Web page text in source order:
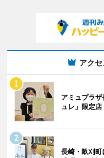
アク
アミュプラ
ュレ」限定
長崎・畝刈